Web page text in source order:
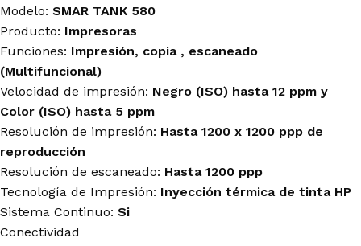
Modelo: SMAR TANK 580
Producto: Impresoras
Funciones: Impresión, copia , escaneado
(Multifuncional)
Velocidad de impresión: Negro (ISO) hasta 12 ppm y
Color (ISO) hasta 5 ppm
Resolución de impresión: Hasta 1200 x 1200 ppp de
reproducción
Resolución de escaneado: Hasta 1200 ppp
Tecnología de Impresión: Inyección térmica de tinta HP
Sistema Continuo: Si
Conectividad